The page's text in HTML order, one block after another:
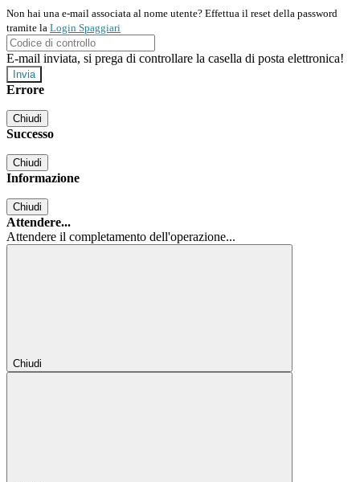
Non hai una e-mail associata al nome utente? Effettua il reset della password
tramite la Login Spaggiari
E-mail inviata, si prega di controllare la casella di posta elettronica!
Errore
Chiudi
Successo
Chiudi
Informazione
Chiudi
Attendere...
Attendere il completamento dell'operazione...
Chiudi